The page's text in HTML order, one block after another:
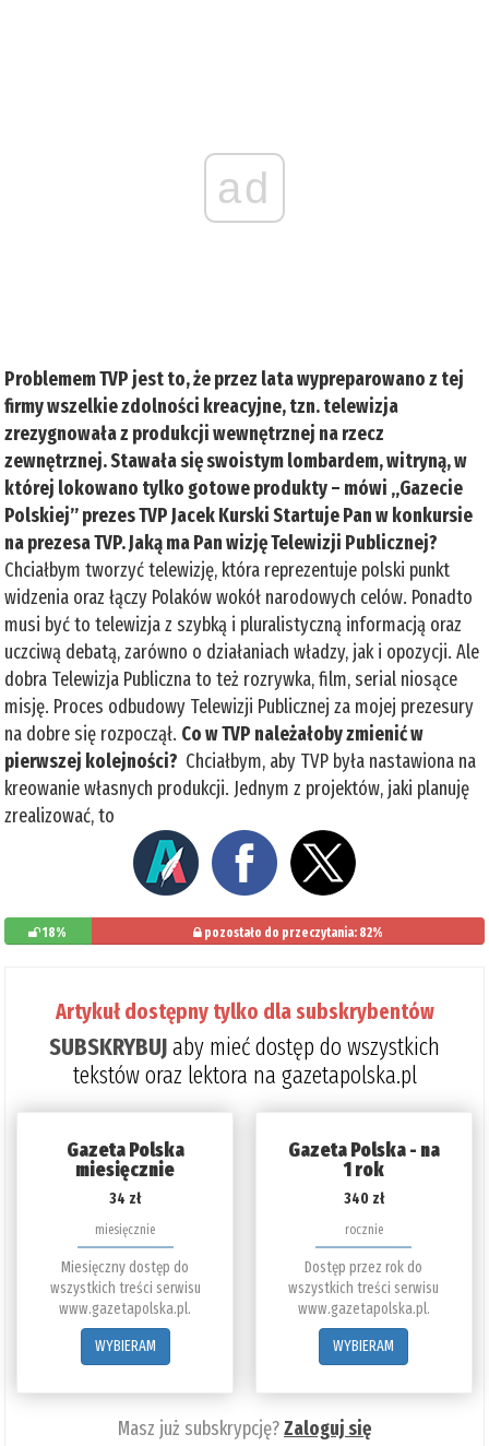
ad
Problemem TVP jest to, że przez lata wypreparowano z tej
firmy wszelkie zdolności kreacyjne, tzn. telewizja
zrezygnowała z produkcji wewnętrznej na rzecz
zewnętrznej. Stawała się swoistym lombardem, witryną, w
której lokowano tylko gotowe produkty – mówi „Gazecie
Polskiej” prezes TVP Jacek Kurski Startuje Pan w konkursie
na prezesa TVP. Jaką ma Pan wizję Telewizji Publicznej?
Chciałbym tworzyć telewizję, która reprezentuje polski punkt
widzenia oraz łączy Polaków wokół narodowych celów. Ponadto
musi być to telewizja z szybką i pluralistyczną informacją oraz
uczciwą debatą, zarówno o działaniach władzy, jak i opozycji. Ale
dobra Telewizja Publiczna to też rozrywka, film, serial niosące
misję. Proces odbudowy Telewizji Publicznej za mojej prezesury
na dobre się rozpoczął. Co w TVP należałoby zmienić w
pierwszej kolejności? Chciałbym, aby TVP była nastawiona na
kreowanie własnych produkcji. Jednym z projektów, jaki planuję
zrealizować, to
18% pozostało do przeczytania: 82%
Artykuł dostępny tylko dla subskrybentów
SUBSKRYBUJaby mieć dostęp do wszystkich
tekstów oraz lektora na gazetapolska.pl
Gazeta Polska
miesięcznie
34 zł
miesięcznie
Miesięczny dostęp do
wszystkich treści serwisu
www.gazetapolska.pl.
WYBIERAM
Gazeta Polska - na
1 rok
340 zł
rocznie
Dostęp przez rok do
wszystkich treści serwisu
www.gazetapolska.pl.
WYBIERAM
Masz już subskrypcję?Zaloguj się